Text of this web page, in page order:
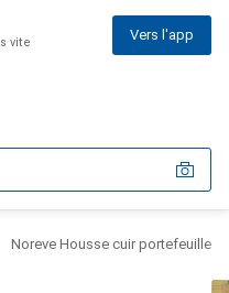
vite Vers l'app
Noreve Housse cuir portefeuille